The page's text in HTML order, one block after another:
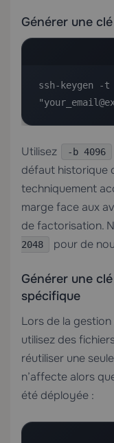
Générer une
ssh-keygen -
Utilisez -b 4096
défaut historique
techniquement
marge face aux
de factorisation.
2048
pour de
Générer une
spécifique
Lors de la
utilisez des
réutiliser une
n’affecte alors
été déployée :